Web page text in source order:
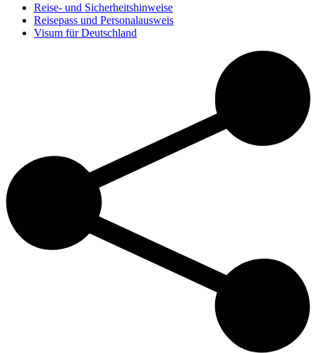
Reise- und Sicherheitshinweise
Reisepass und Personalausweis
Visum für Deutschland